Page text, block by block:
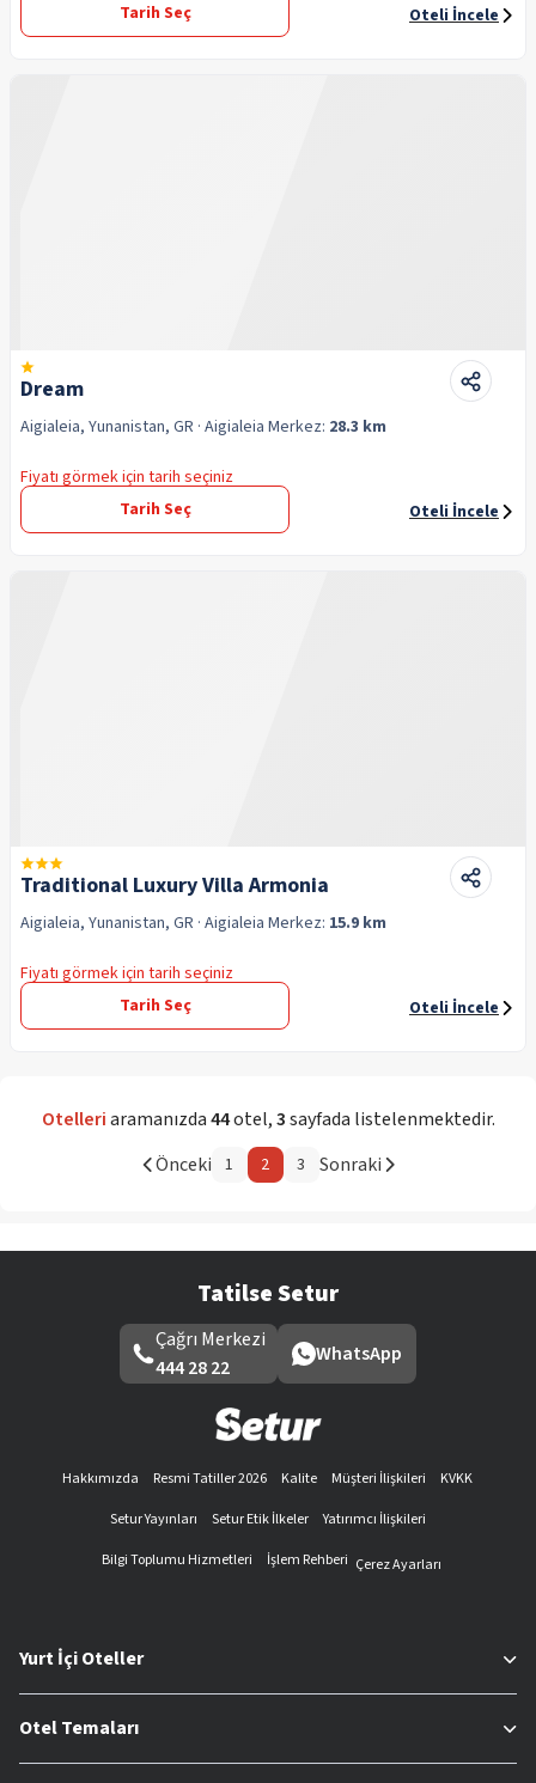
Tarih Seç
Oteli İncele
Dream
Aigialeia, Yunanistan, GR · Aigialeia Merkez: 28.3 km
Fiyatı görmek için tarih seçiniz
Tarih Seç
Oteli İncele
Traditional Luxury Villa Armonia
Aigialeia, Yunanistan, GR · Aigialeia Merkez: 15.9 km
Fiyatı görmek için tarih seçiniz
Tarih Seç
Oteli İncele
Otelleriaramanızda44otel,3sayfada listelenmektedir.
Önceki 1 2 3 Sonraki
Tatilse Setur
Çağrı Merkezi
444 28 22
WhatsApp
Hakkımızda Resmi Tatiller 2026 Kalite Müşteri İlişkileri
KVKK
Setur Yayınları
Setur Etik İlkeler
Yatırımcı İlişkileri
Bilgi Toplumu Hizmetleri
İşlem Rehberi Çerez Ayarları
Yurt İçi Oteller
Otel Temaları